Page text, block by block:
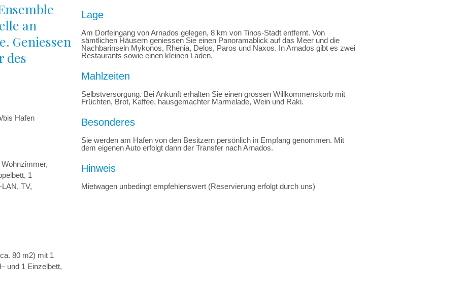
an
Geniessen
des
bis Hafen
1
TV,
80 m2) mit 1
und 1 Einzelbett,
Lage
Am Dorfeingang von Arnados gelegen, 8 km von Tinos-Stadt entfernt. Von
sämtlichen Häusern geniessen Sie einen Panoramablick auf das Meer und die
Nachbarinseln Mykonos, Rhenia, Delos, Paros und Naxos. In Arnados gibt es zwei
Restaurants sowie einen kleinen Laden.
Mahlzeiten
Selbstversorgung. Bei Ankunft erhalten Sie einen grossen Willkommenskorb mit
Früchten, Brot, Kaffee, hausgemachter Marmelade, Wein und Raki.
Besonderes
Sie werden am Hafen von den Besitzern persönlich in Empfang genommen. Mit
dem eigenen Auto erfolgt dann der Transfer nach Arnados.
Hinweis
Mietwagen unbedingt empfehlenswert (Reservierung erfolgt durch uns)